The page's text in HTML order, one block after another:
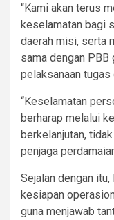
“Kami akan terus
keselamatan bagi
daerah misi, serta
sama dengan
pelaksanaan tugas
“Keselamatan
berharap melalui
berkelanjutan,
penjaga
Sejalan dengan
kesiapan
guna menjawab